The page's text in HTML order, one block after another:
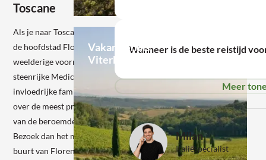
Toscane
Als je naar Toscane gaat, ga je natuurlijk naar
de hoofdstad Florence. Ontdek bijvoorbeeld de
weelderige voormalige verblijven van de
steenrijke Medici, die je kent als de meest
invloedrijke familie van de stad. Zij beschikken
over de meest prachtige kunstwerken, zoals die
van de beroemde Rubens. Meer zin in natuur?
Bezoek dan het mooiste stukje natuur in de
buurt van Florence: het bos van Vallombrosa.
Vakantiehuis
Viterbo
meer
Milan
Italiëspecialist
Wanneer is de beste reistijd
Meer